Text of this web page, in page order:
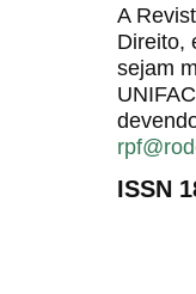
A
Direito,
sejam
ISSN